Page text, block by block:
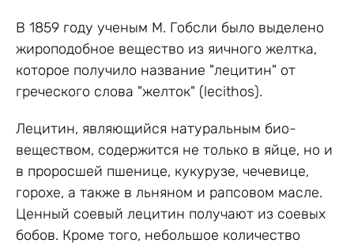
В 1859 году ученым М. Гобсли было выделено
жироподобное вещество из яичного желтка,
которое получило название "лецитин" от
греческого слова "желток" (lecithos).
Лецитин, являющийся натуральным био-
веществом, содержится не только в яйце, но и
в проросшей пшенице, кукурузе, чечевице,
горохе, а также в льняном и рапсовом масле.
Ценный соевый лецитин получают из соевых
бобов. Кроме того, небольшое количество